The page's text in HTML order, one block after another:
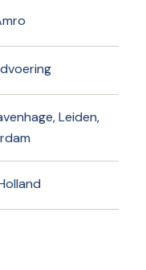
Leiden,